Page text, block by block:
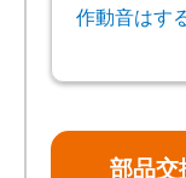
作動音はす
部品交